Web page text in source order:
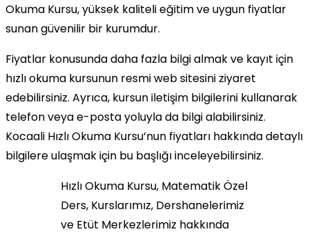
Okuma Kursu, yüksek kaliteli eğitim ve uygun fiyatlar
sunan güvenilir bir kurumdur.
Fiyatlar konusunda daha fazla bilgi almak ve kayıt için
hızlı okuma kursunun resmi web sitesini ziyaret
edebilirsiniz. Ayrıca, kursun iletişim bilgilerini kullanarak
telefon veya e-posta yoluyla da bilgi alabilirsiniz.
Kocaali Hızlı Okuma Kursu’nun fiyatları hakkında detaylı
bilgilere ulaşmak için bu başlığı inceleyebilirsiniz.
Hızlı Okuma Kursu, Matematik Özel
Ders, Kurslarımız, Dershanelerimiz
ve Etüt Merkezlerimiz hakkında